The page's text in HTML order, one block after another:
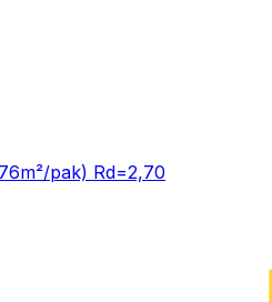
pak) Rd=2,70